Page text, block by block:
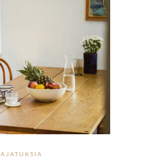
AJATUKSIA